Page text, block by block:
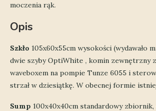
moczenia rąk.
Opis
Szkło 105x60x55cm wysokości (wydawało
dwie szyby OptiWhite , komin zewnętrzny
waveboxem na pompie Tunze 6055 i
strzał w dziesiątkę. W obecnej formie
Sump 100x40x40cm standardowy